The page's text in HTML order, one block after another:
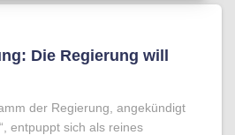
Die Regierung will
der Regierung, angekündigt
entpuppt sich als reines